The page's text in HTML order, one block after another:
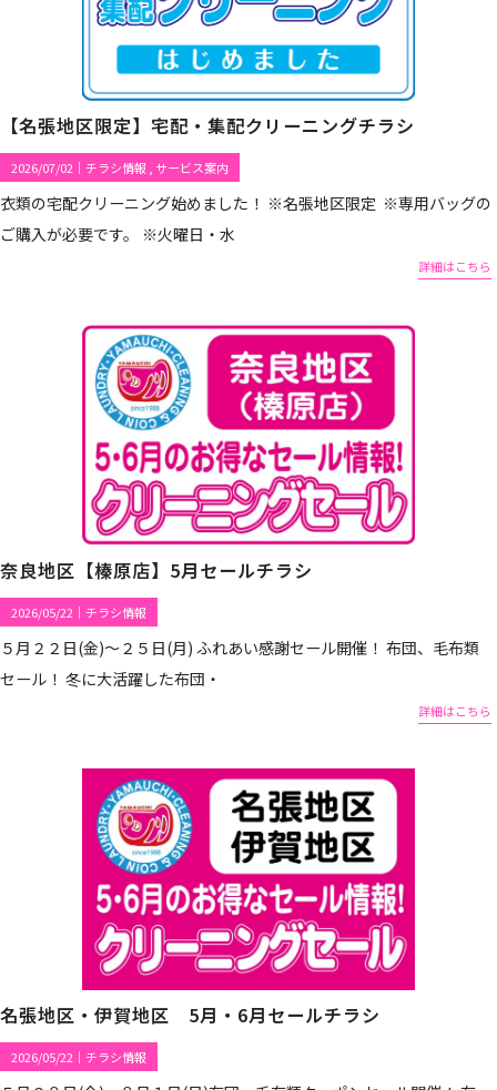
【名張地区限定】宅配・集配クリーニングチラシ
2026/07/02 ｜ チラシ情報 サービス案内
衣類の宅配クリーニング始めました！ ※名張地区限定 ※専用バッグの
ご購入が必要です。 ※火曜日・水
詳細はこちら
奈良地区【榛原店】5月セールチラシ
2026/05/22 ｜ チラシ情報
５月２２日(金)～２５日(月) ふれあい感謝セール開催！ 布団、毛布類
セール！ 冬に大活躍した布団・
詳細はこちら
名張地区・伊賀地区 5月・6月セールチラシ
2026/05/22 ｜ チラシ情報